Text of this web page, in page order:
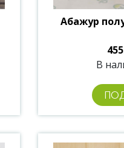
Абажур
В